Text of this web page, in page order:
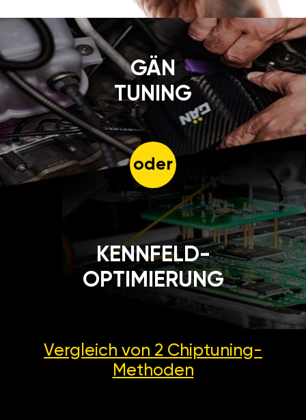
GÄN
TUNING
oder
KENNFELD-
OPTIMIERUNG
Vergleich von 2 Chiptuning-
Methoden